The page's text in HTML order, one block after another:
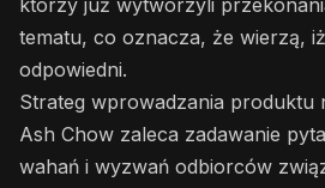
którzy już wytworzyli
tematu, co oznacza, że wierzą,
odpowiedni.
Strateg wprowadzania
Ash Chow zaleca zadawanie
wahań i wyzwań odbiorców